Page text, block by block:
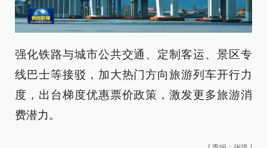
强化铁路与城市公共交通、定制客运、景区专
线巴士等接驳，加大热门方向旅游列车开行力
度，出台梯度优惠票价政策，激发更多旅游消
费潜力。